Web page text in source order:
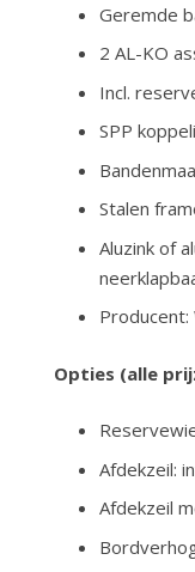
Geremde
2 AL-KO
Incl.
SPP
Stalen
Aluzink of
Producent:
Opties (alle
Afdekzeil:
Afdekzeil